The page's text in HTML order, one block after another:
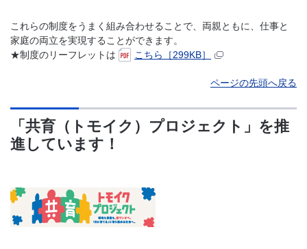
これらの制度をうまく組み合わせることで、両親ともに、仕事と
家庭の両立を実現することができます。
★制度のリーフレットは
こちら［299KB］
ページの先頭へ戻る
「共育（トモイク）プロジェクト」を推
進しています！